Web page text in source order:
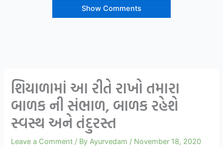
Show Comments
શિયાળામાં આ રીતે રાખો તમારા
બાળક ની સંભાળ, બાળક રહેશે
સ્વસ્થ અને તંદુરસ્ત
Leave a Comment / ByAyurvedam / November 18, 2020